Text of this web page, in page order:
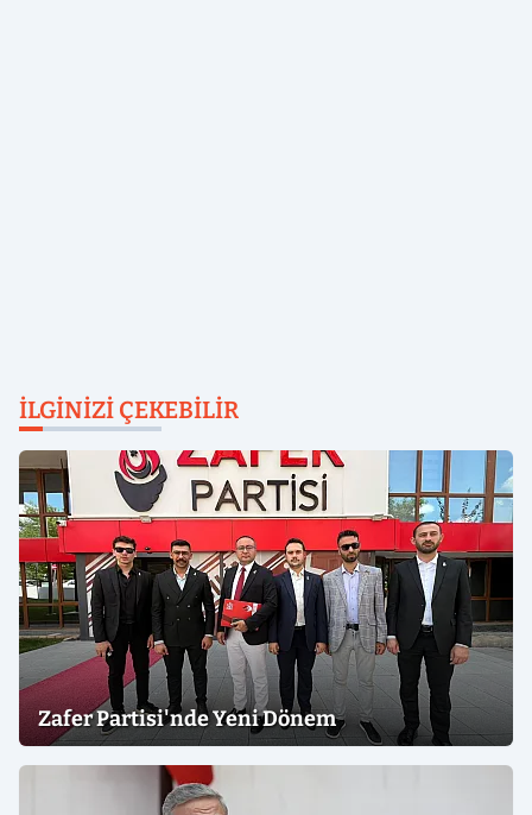
İLGINIZI ÇEKEBILIR
Zafer Partisi'nde Yeni Dönem